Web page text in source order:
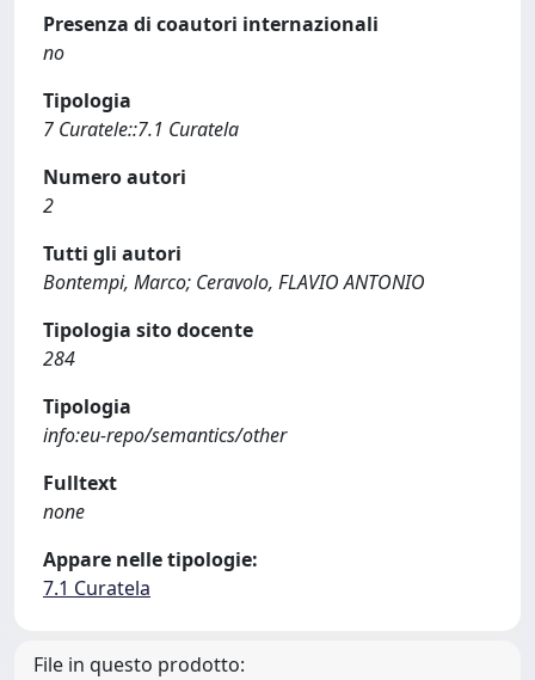
Presenza di coautori internazionali
no
Tipologia
7 Curatele::7.1 Curatela
Numero autori
2
Tutti gli autori
Bontempi, Marco; Ceravolo, FLAVIO ANTONIO
Tipologia sito docente
284
Tipologia
info:eu-repo/semantics/other
Fulltext
none
Appare nelle tipologie:
7.1 Curatela
File in questo prodotto: